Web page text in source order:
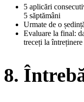
5 aplicări
5 săptămâni
Urmate de o
Evaluare la final:
treceți la
8.